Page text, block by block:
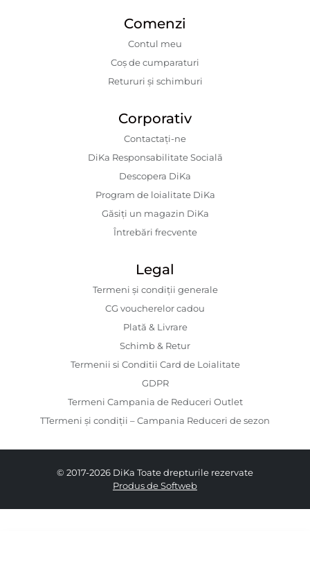
Comenzi
Contul meu
Coș de cumparaturi
Retururi și schimburi
Corporativ
Contactaţi-ne
DiKa Responsabilitate Socială
Descopera DiKa
Program de loialitate DiKa
Găsiți un magazin DiKa
Întrebări frecvente
Legal
Termeni și condiții generale
CG voucherelor cadou
Plată & Livrare
Schimb & Retur
Termenii si Conditii Card de Loialitate
GDPR
Termeni Campania de Reduceri Outlet
TTermeni și condiții – Campania Reduceri de sezon
© 2017-2026 DiKa Toate drepturile rezervate
Produs de Softweb